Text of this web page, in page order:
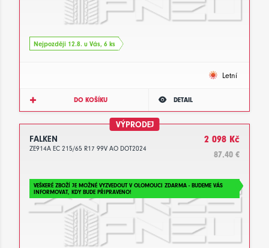
Nejpozději 12.8. u Vás, 6 ks
Letní
DO KOŠÍKU DETAIL
VÝPRODEJ
FALKEN
ZE914A EC 215/65 R17 99V AO DOT2024
2 098 Kč
87.40 €
VEŠKERÉ ZBOŽÍ JE MOŽNÉ VYZVEDOUT V OLOMOUCI ZDARMA - BUDEME VÁS
INFORMOVAT, KDY BUDE PŘIPRAVENO!